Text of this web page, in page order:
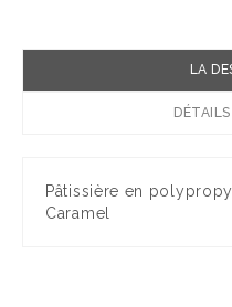
LA
Pâtissière en
Caramel